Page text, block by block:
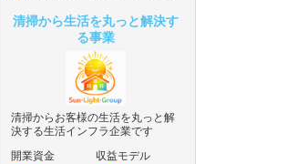
清掃から生活を丸っと解決す
る事業
清掃からお客様の生活を丸っと解
決する生活インフラ企業です
開業資金
収益モデル